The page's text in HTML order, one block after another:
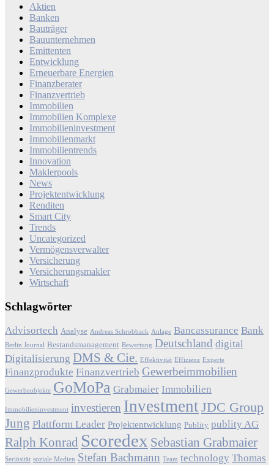
Aktien
Banken
Bauträger
Bauunternehmen
Emittenten
Entwicklung
Erneuerbare Energien
Finanzberater
Finanzvertrieb
Immobilien
Immobilien Komplexe
Immobilieninvestment
Immobilienmarkt
Immobilientrends
Innovation
Maklerpools
News
Projektentwicklung
Renditen
Smart City
Trends
Uncategorized
Vermögensverwalter
Versicherung
Versicherungsmakler
Wirtschaft
Schlagwörter
Advisortech Analyse Andreas Schrobback Anlage Bancassurance Bank
Berlin Journal Bestandsmanagement Bewertung Deutschland digital
Digitalisierung DMS & Cie. Effektivität Effizienz Experte
Finanzprodukte Finanzvertrieb Gewerbeimmobilien
Gewerbeobjekte GoMoPa Grabmaier Immobilien
Immobilieninvestment investieren Investment JDC Group
Jung Plattform Leader Projektentwicklung Publity publity AG
Ralph Konrad Scoredex Sebastian Grabmaier
Seriösität soziale Medien Stefan Bachmann Team technology Thomas